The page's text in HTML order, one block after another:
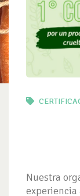
Nuestra
experiencia